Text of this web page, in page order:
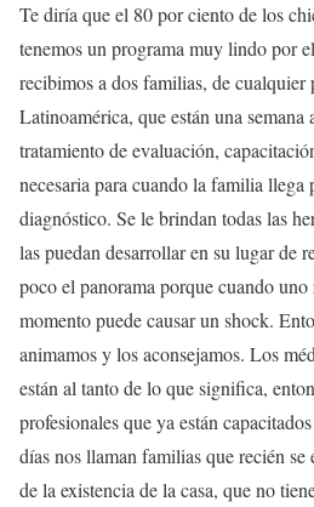
Te diría que el 80 por ciento de los
tenemos un programa muy lindo por
recibimos a dos familias, de cualquier
Latinoamérica, que están una semana
tratamiento de evaluación,
necesaria para cuando la familia llega
diagnóstico. Se le brindan todas las
las puedan desarrollar en su lugar de
poco el panorama porque cuando
momento puede causar un shock.
animamos y los aconsejamos. Los
están al tanto de lo que significa,
profesionales que ya están
días nos llaman familias que recién
de la existencia de la casa, que no